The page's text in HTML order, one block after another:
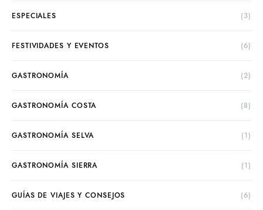
ESPECIALES (3)
FESTIVIDADES Y EVENTOS (6)
GASTRONOMÍA (2)
GASTRONOMÍA COSTA (8)
GASTRONOMÍA SELVA (1)
GASTRONOMÍA SIERRA (1)
GUÍAS DE VIAJES Y CONSEJOS (6)